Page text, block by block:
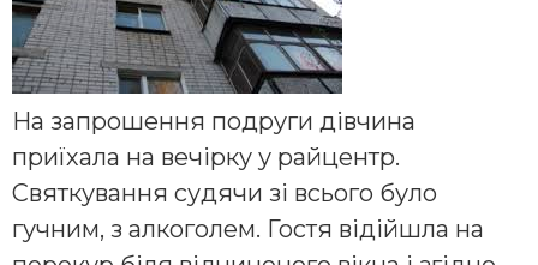
На запрошення подруги дівчина
приїхала на вечірку у райцентр.
Святкування судячи зі всього було
гучним, з алкоголем. Гостя відійшла на